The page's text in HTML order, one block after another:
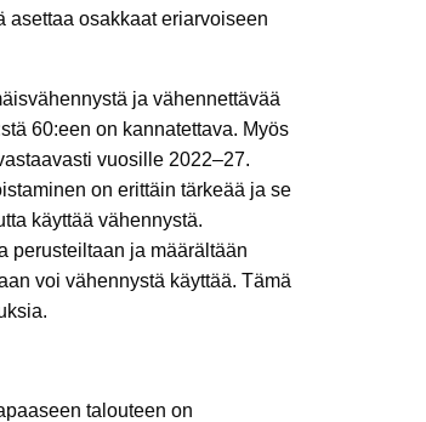
asettaa osakkaat eriarvoiseen
ja vähennettävää
60:een on kannatettava. Myös
vuosille 2022–27.
on erittäin tärkeää ja se
käyttää vähennystä.
perusteiltaan ja määrältään
voi vähennystä käyttää. Tämä
talouteen on